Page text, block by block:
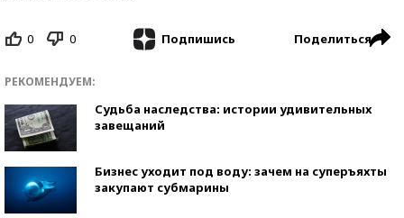
0 0 Подпишись Поделиться
РЕКОМЕНДУЕМ:
Судьба наследства: истории удивительных
завещаний
Бизнес уходит под воду: зачем на суперъяхты
закупают субмарины